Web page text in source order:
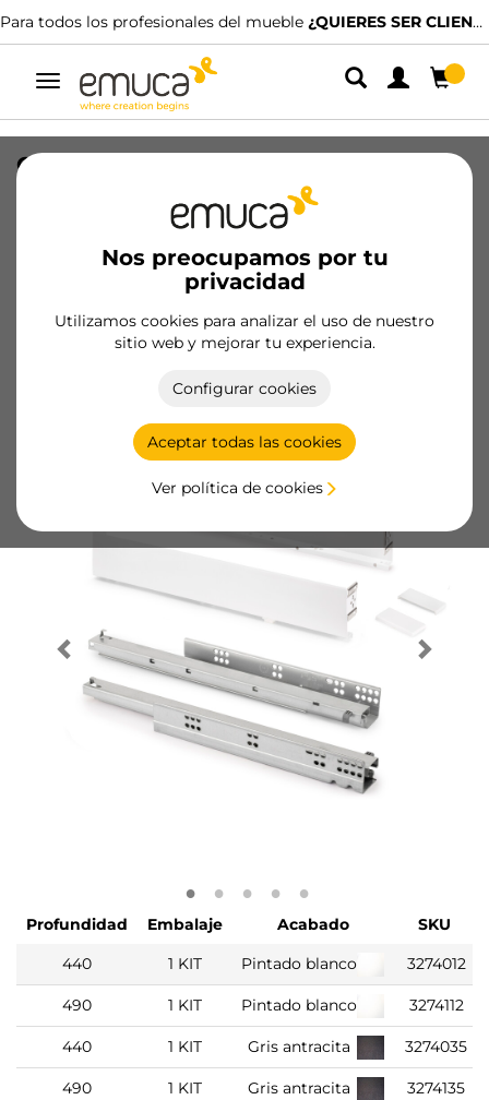
Para todos los profesionales del mueble ¿QUIERES SER CLIENTE?
Alternar
navegación
Nos preocupamos por tu
privacidad
Utilizamos cookies para analizar el uso de nuestro
sitio web y mejorar tu experiencia.
Configurar cookies
Aceptar todas las cookies
Ver política de cookies
Cajón exterior Simplex 25kg de altura
88mm, profundidad 440mm, Acero,
Pintado blanco
3274012/EAN 8432393332482
Hazte cliente
Ficha de producto
Profundidad Embalaje Acabado
SKU
440
1 KIT Pintado blanco 3274012
490 1 KIT Pintado blanco 3274112
440 1 KIT Gris antracita 3274035
490 1 KIT Gris antracita 3274135